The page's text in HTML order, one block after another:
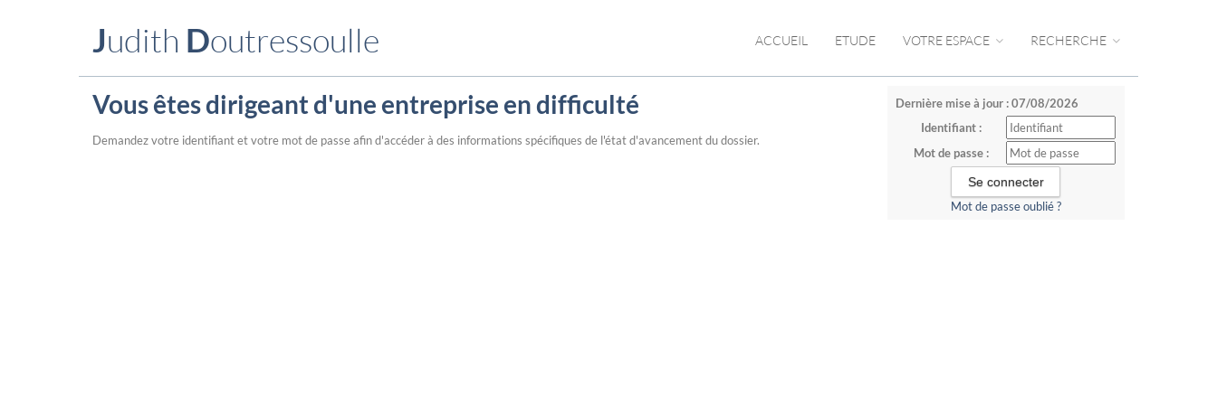
Judith Doutressoulle ACCUEIL ETUDE VOTRE ESPACE RECHERCHE
Dernière mise à jour : 07/08/2026
Identifiant :
Mot de passe :
Mot de passe oublié ?
Vous êtes dirigeant d'une entreprise en difficulté
Demandez votre identifiant et votre mot de passe afin d'accéder à des informations spécifiques de l'état d'avancement du dossier.